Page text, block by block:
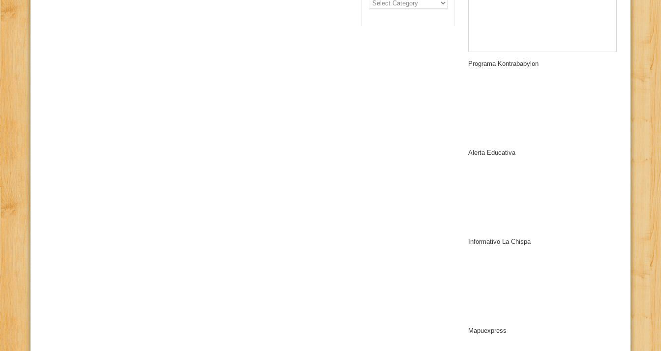
Programa Kontrababylon
Alerta Educativa
Informativo La Chispa
Mapuexpress